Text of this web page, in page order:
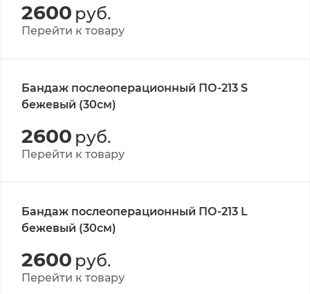
2600 руб.
Перейти к товару
Бандаж послеоперационный ПО-213 S
бежевый (30см)
2600 руб.
Перейти к товару
Бандаж послеоперационный ПО-213 L
бежевый (30см)
2600 руб.
Перейти к товару